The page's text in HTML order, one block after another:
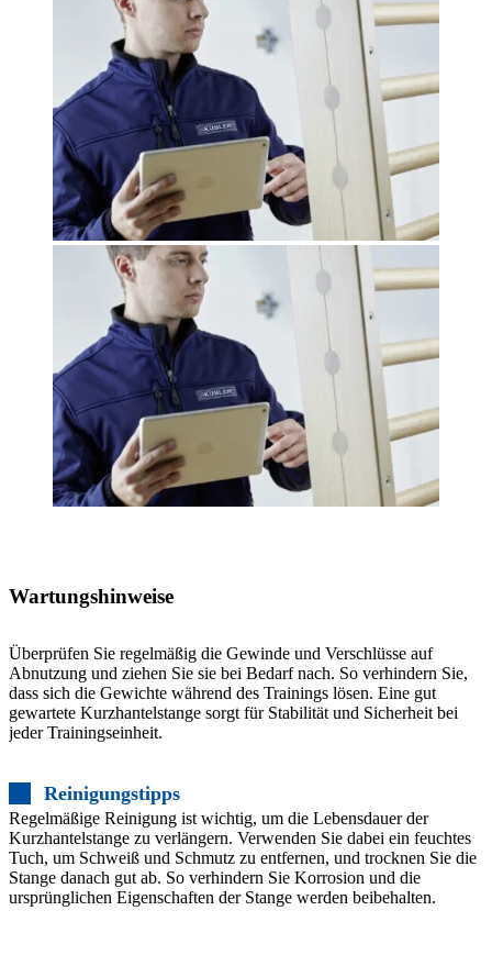
Wartungshinweise
Überprüfen Sie regelmäßig die Gewinde und Verschlüsse auf
Abnutzung und ziehen Sie sie bei Bedarf nach. So verhindern Sie,
dass sich die Gewichte während des Trainings lösen. Eine gut
gewartete Kurzhantelstange sorgt für Stabilität und Sicherheit bei
jeder Trainingseinheit.
Reinigungstipps
Regelmäßige Reinigung ist wichtig, um die Lebensdauer der
Kurzhantelstange zu verlängern. Verwenden Sie dabei ein feuchtes
Tuch, um Schweiß und Schmutz zu entfernen, und trocknen Sie die
Stange danach gut ab. So verhindern Sie Korrosion und die
ursprünglichen Eigenschaften der Stange werden beibehalten.